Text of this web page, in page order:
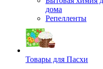
дома
Репелленты
Товары для Пасхи